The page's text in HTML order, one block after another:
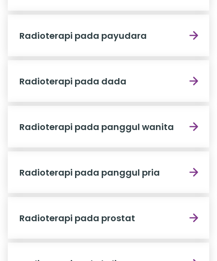
Radioterapi pada payudara
Radioterapi pada dada
Radioterapi pada panggul wanita
Radioterapi pada panggul pria
Radioterapi pada prostat